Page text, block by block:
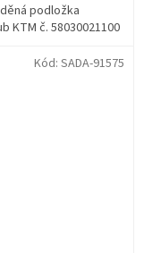
podložka
KTM č. 58030021100
Kód: SADA-91575